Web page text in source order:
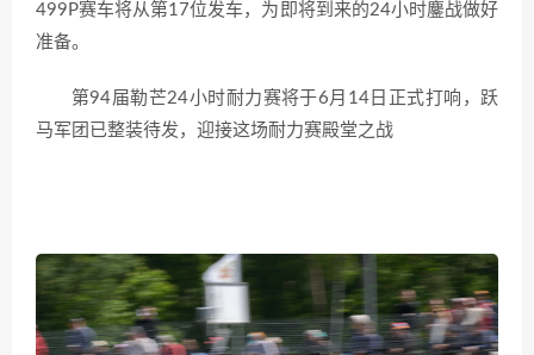
499P赛车将从第17位发车，为即将到来的24小时鏖战做好
准备。
第94届勒芒24小时耐力赛将于6月14日正式打响，跃
马军团已整装待发，迎接这场耐力赛殿堂之战